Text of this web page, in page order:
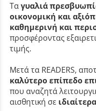
Ταγυαλιά
οικονομική και
καθημερινή και
προσφέροντας
τιμής.
Μετά τα READERS,
καλύτερο επίπεδο
που αναζητά
αισθητική σε